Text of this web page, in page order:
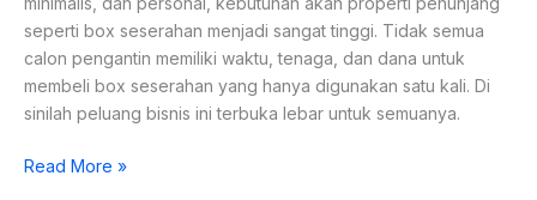
seperti box seserahan menjadi sangat tinggi. Tidak semua
calon pengantin memiliki waktu, tenaga, dan dana untuk
membeli box seserahan yang hanya digunakan satu kali. Di
sinilah peluang bisnis ini terbuka lebar untuk semuanya.
Read More »